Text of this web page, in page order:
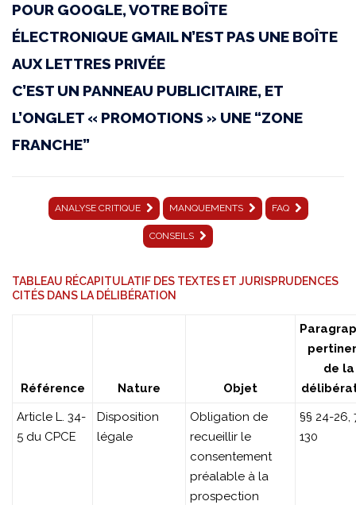
|
1er
septembre
2025
|
GOOGLE
IRELAND
MANQUEMENTS
POUR GOOGLE, VOTRE BOÎTE
ÉLECTRONIQUE GMAIL N’EST PAS UNE BOÎTE
AUX LETTRES PRIVÉE
C’EST UN PANNEAU PUBLICITAIRE, ET
L’ONGLET « PROMOTIONS » UNE “ZONE
FRANCHE”
ANALYSE CRITIQUE MANQUEMENTS FAQ
CONSEILS
TABLEAU RÉCAPITULATIF DES TEXTES ET JURISPRUDENCES
CITÉS DANS LA DÉLIBÉRATION
Référence Nature Objet
de la
Article L. 34-
5 du CPCE
Disposition
légale
Obligation de
recueillir le
consentement
préalable à la
prospection
§§ 24-26,
130